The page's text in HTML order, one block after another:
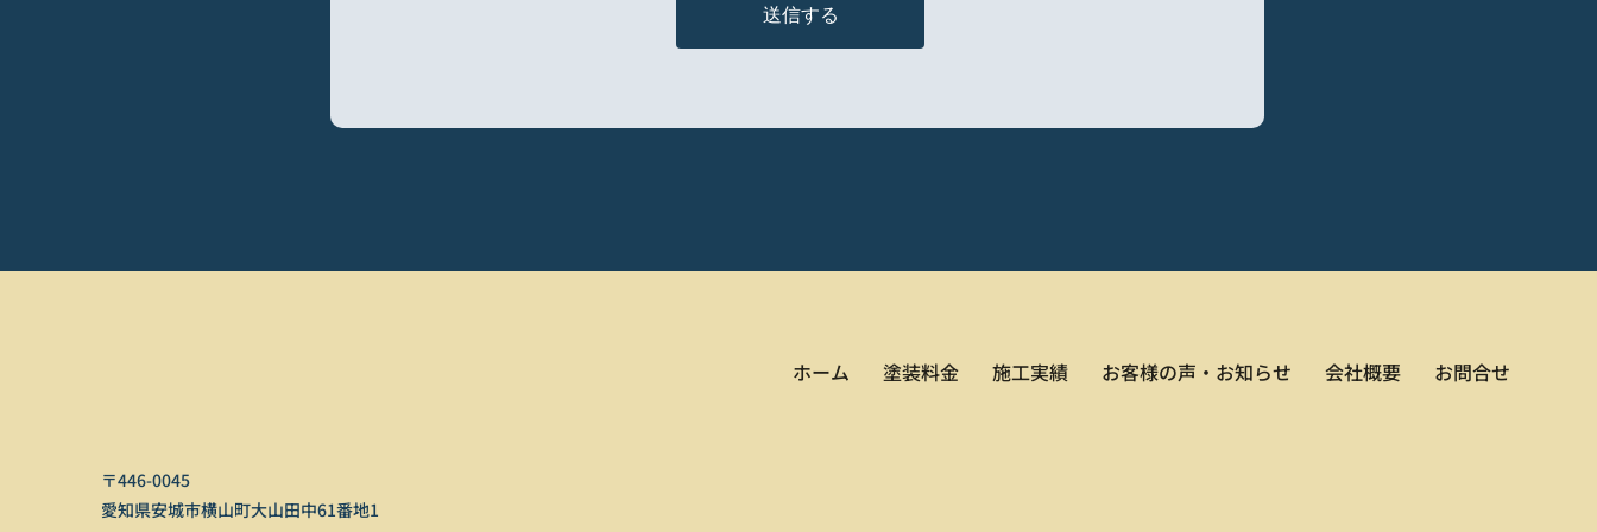
送信する
ホーム 塗装料金 施工実績 お客様の声・お知らせ 会社概要 お問合せ
〒446-0045
愛知県安城市横山町大山田中61番地1